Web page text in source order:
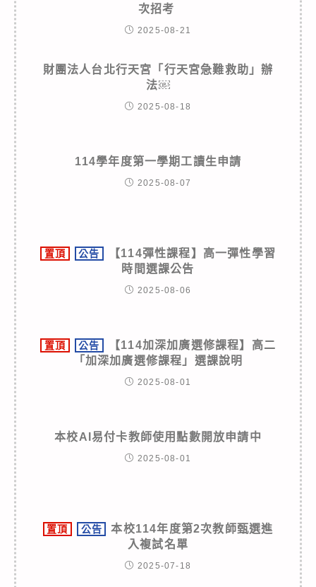
次招考
2025-08-21
財團法人台北行天宮「行天宮急難救助」辦
法￼
2025-08-18
114學年度第一學期工讀生申請
2025-08-07
置頂 公告
【114彈性課程】高一彈性學習
時間選課公告
2025-08-06
置頂 公告
【114加深加廣選修課程】高二
「加深加廣選修課程」選課說明
2025-08-01
本校AI易付卡教師使用點數開放申請中
2025-08-01
置頂 公告
本校114年度第2次教師甄選進
入複試名單
2025-07-18